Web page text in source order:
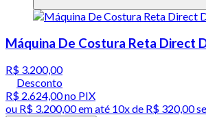
Máquina De Costura Reta Direct
R$ 3.200,00
Desconto
R$ 2.624,00no PIX
ou R$ 3.200,00em até 10x de R$ 320,00